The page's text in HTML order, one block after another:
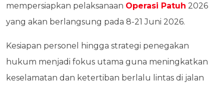
mempersiapkan pelaksanaan Operasi Patuh 2026
yang akan berlangsung pada 8-21 Juni 2026.
Kesiapan personel hingga strategi penegakan
hukum menjadi fokus utama guna meningkatkan
keselamatan dan ketertiban berlalu lintas di jalan